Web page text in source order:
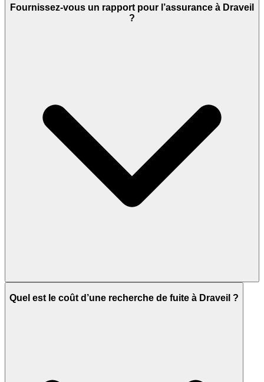
Fournissez-vous un rapport pour l’assurance à Draveil
?
Quel est le coût d’une recherche de fuite à Draveil ?